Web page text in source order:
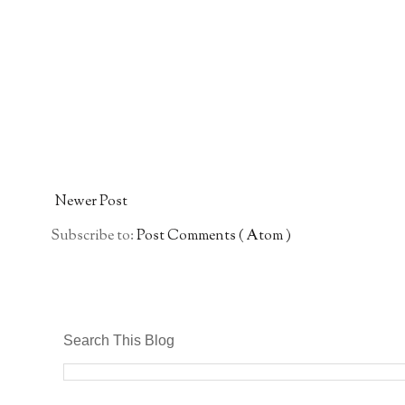
Newer Post
Subscribe to:Post Comments ( Atom )
Search This Blog